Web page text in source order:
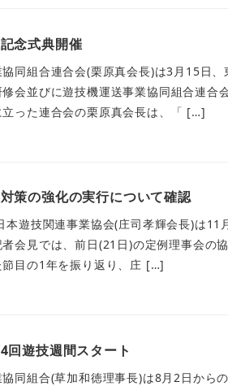
念式典開催
同組合連合会(栗原真会長)は3月15日
会並びに遊技機運送事業協同組合連合
った連合会の栗原真会長は、「 […]
策の強化の実行について確認
本遊技関連事業協会(庄司孝輝会長)は
会見では、前日(21日)の定例理事会の
節目の1年を振り返り、庄 […]
遊技週間スタート
同組合(草加和徳理事長)は8月2日から